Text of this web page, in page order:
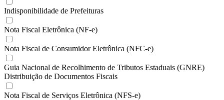
Indisponibilidade de Prefeituras
Nota Fiscal Eletrônica (NF-e)
Nota Fiscal de Consumidor Eletrônica (NFC-e)
Guia Nacional de Recolhimento de Tributos Estaduais (GNRE)
Distribuição de Documentos Fiscais
Nota Fiscal de Serviços Eletrônica (NFS-e)